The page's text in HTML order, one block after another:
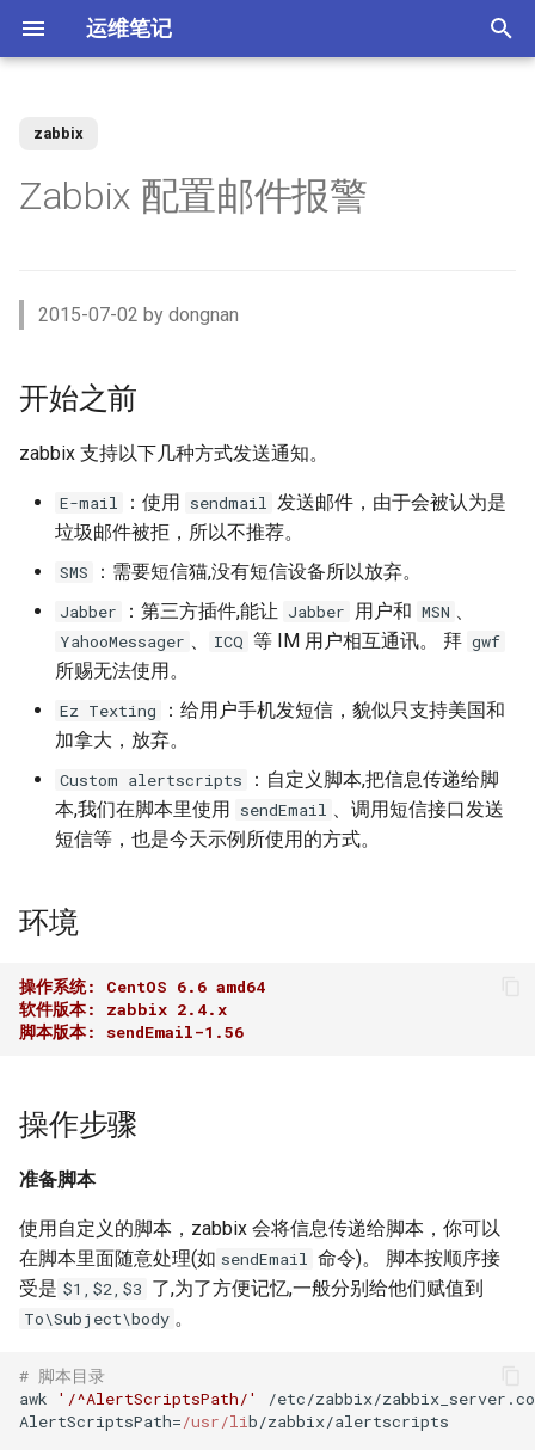
运维笔记
始
常用软件安装与配
使用 nrm 管理 npm 源
Ubuntu Server 安装 NVIDIA 驱
使用 Dify 开发AI应用
创建 AnythingLLM 个人知识
使用 DeepSeek-R1 模型写代
码
本地部署 DeepSeek-R1 模型
使用 Docker 部署 ActiveMQ
PostgreSQL
理？
如何减少 golang 项目 docker
docker-compose 错误提示 无
法支持的版本
如何找到 Docker 中使用磁盘
最多的容器？
如何更改 Docker 网桥默认的
网段地址？
如何删除 无效的(none)
Docker镜像？
Django 应用？
如何自定义 Django 镜像？
如何添加 php-imap扩展模
如何设置 Tomcat容器JVM内
如何创建 Nodejs 容器？
Docker image 命令
Docker 镜像体积问题
配置 rsyslog 为 iptables 日志
Tar命令 如何将软连接对应的
文件打包？
Ansible 定义变量与条件判断
如何设置 ftp 被动模式的
Ansible 使用循环完成重复性
任务
Ansible synchronize 模块
Ansible template 模块
Ansible 文件&拷贝模块
Ansible 批量更新 Ubuntu 内核
如何使用 NPM 安装 VUE 框
架?
jar 命令
sed 命令
测试 php7
件
Kubernetes 无法删除命名空
间
Kubernetes 自定义 ingress规
调度
Ingress 配置 SSL证书
Kubernetes 集群-更新证书
Kubernetes 集群-维护节点
Kubernetes 集群-添加节点
Kubernetes 集群-删除节点
Kubernetes 实战-暴露应用
Kubernetes 实战-资源限制
Kubernetes 实战-网络策略
Kubernetes 实战-数据卷
Kubernetes 实战-PV与PVC
Kubernetes 之搭建NFS服务
Kubernetes 好伙伴 Rancher
Vue 生产环境跨域 Nginx 配置
Ubuntu 22.04 配置Vue开发环
GoLang
使用pyenv 管理Python环境
Flask框架中使用Redis(三)
Flask框架中使用Redis(二)
Flask框架中使用Redis(一)
使用 Python 计算中位数
Mkdocs 谷歌字体加载失败
序？
如何使用 Python 完成 HTML
如何将 Django数据库 从
象的属性？
如何在 Markdown 中使用
HTML 代码?
如何在 Django 中对上传的图
片重命名？
XenServer 7 配置MPIO多路
XenServer 虚拟机设置单人模
式
vhdx 转换成 vhd
XenServer 配置NTP服务
XenServer 配置DNS服务
XenServer删除只有一台主机
XenServer 虚拟机安装 guest-
tools
Windows Server 2012R2 配置
Hyper-V
XenServer PV模式导致程序
XenServer 虚拟机无法识别全
XenServer 虚拟机无法安装系
统
宽
XenServer 设置虚拟机开机启
动
XenServer 图形方式安装Linux
Windows Hyper-V 虚拟机未
知设备VMBUS
upstream
Nginx 缓存服务器(下)
Nginx 缓存服务器(上)
Nginx client intended to send
Nginx 反向代理 Tomcat 错误
示例
Nginx 配置 WebSocket
使用
HTTP_X_FORWARDED_FOR
获取客户端IP地址
阿里云SLB HTTP to HTTPS
Nginx 自定义日志
Nginx echo 模块
Nginx if与set指令
响
Nginx 拒绝IP访问
Nginx HA(Keepalived)
误
体验 TDengine 时序数据库
如何将 Redis 迁移到阿里云数
发 ERROR 3105 (HY000) 错误
如何使用 Sysbench 对 Mysql
进行压力测试？
Mysql initialization 重新初始
化系统库
Mysql 存储过程
Postgresql 授权只读用户
Postgresql 客户端 psql
Mysql容器设置sql_mode模
常用 mongo 命令
MySQL Found invalid event in
Mysql min与max函数
盘空间？
Linux系统通过PID查看进程信
息
Ubuntu 刻录软件 k3b
Ubuntu系统sublime使用中文
Chrome 浏览器安装
SwitchyOmega插件
Ubuntu 安装 flash浏览器插件
Ubuntu 16.04 终端使用多标签
Ubuntu 安装 virtualbox 5.1
Ubuntu 音频编辑软件 audacity
Ubuntu 安装 xmind
Ubuntu 密码管理软件
keepassx
Ubuntu Grub2没有Windows引
Ubuntu 下载工具 uget
Ubuntu 提示boot分区空间不
Ubuntu 移除cnnic证书
使用场景
OpenVPN CRL has expired
如何处理 Cisco 交换机 err-
如何设置 Cisco 交换机时间?
ping Time to live exceeded
TCP time wait bucket table
overflow
使用RIP协议实现桌面到容器
网络通信
NAT网关支持pptp穿透
例
Cisco 3560X 升级 License
Cisco Command rejected not
使用 wireshark 对比 https 与
式
iperf 测试网络带宽
Packets Per Second (PPS)
存
Jenkins 传统构建 与 Pipeline
Docker (DinD) 模式
如何解决 Jenkins 磁盘不足问
题？
Jenkins 配置 Nodejs 持续集
Jenkins 配置 Gogs webhook
插件
使用 jenkins 与 docker 完成
java 项目持续集成
Maven 入门
部署 Maven
Harbor 仓库自动复制镜像
管理和运维
自定义媒介
Triggers 与 Actions
举个栗子
操作步骤
Actions 重复报警
问题描述
解决方法
步骤
验证
zabbix 3.2 报警配置
验证
Zabbix 3.2 on Docker
脚本文件
脚本目录
Gogs？
如何者修正 git commit 提交？
箱？
Git 强制 push 远程分支
Git clone 指定的分支
Git reset 版本回退
Git 钩子
php_codesniffer
Git 版本升级
Git 配置代理
使用git完成程序上线流程
MooseFS 2.x Chunk维护模式
MooseFS 2.x 简单性能测试
MooseFS 2.x 破坏性测试
MooseFS 2.x 在线扩容
MooseFS 2.x 垃圾回收时间
MooseFS 2.x 常用命令
MooseFS 2.x 关闭及启动顺序
MooseFS 2.x 错误信息
MooseFS 2.x 分布式文件系统
部署手册
MegaSAS RAID卡管理程序
固态磁盘检测工具
CentOS Ignoring disk sda
Sysbench IO基准测试
Linux 系统下的磁盘工具
hdparm
AS SSD Benchmark
Linux 配置iSCSI服务器
存储空间
Windows Server 2012R2 网卡
池
Windows Server 2012R2
iSCSI
Windows Server 2012R2
Windows print 相关命令
Windows Server 2012R2 显示
网络图标
Windows 查看文件的隐藏属
Windows arp 命令
Windows Thin PC
Windows slmgr.vbs 命令
使用 Recuva 恢复误删除文件
Windows 配置 SNMP
Windows NAT路由和远程访问
Memcached UDP反射攻击漏
为什么要设置域名 CAA记录？
息？
Tomcat安全漏洞CVE-2017-
Jenkins升级CVE-2017-
1000353
阿里云盾发现WebShell处理
MySQL安全漏洞 CCVE-2016-
6662
没有VPC的阿里金融云安全
吗？
transport-security 保护
动态CDN保护网站与网站加速
Chrome 浏览器 Cookies 插件
限
Docker 远程执行命令漏洞
XSS跨站攻击示例
ImageMagick 注入漏洞 CVE-
2016-3714
Markdown 基本语法
zabbix
Zabbix 配置邮件报警
2015-07-02 by dongnan
开始之前
zabbix 支持以下几种方式发送通知。
E-mail ：使用 sendmail 发送邮件，由于会被认为是
垃圾邮件被拒，所以不推荐。
SMS ：需要短信猫,没有短信设备所以放弃。
Jabber ：第三方插件,能让 Jabber 用户和 MSN 、
YahooMessager 、 ICQ 等 IM 用户相互通讯。 拜 gwf
所赐无法使用。
Ez Texting
：给用户手机发短信，貌似只支持美国和
加拿大，放弃。
Custom alertscripts
：自定义脚本,把信息传递给脚
本,我们在脚本里使用
sendEmail 、调用短信接口发送
短信等，也是今天示例所使用的方式。
环境
操作系统: CentOS 6.6 amd64
软件版本: zabbix 2.4.x
脚本版本: sendEmail-1.56
操作步骤
准备脚本
使用自定义的脚本，zabbix 会将信息传递给脚本，你可以
在脚本里面随意处理(如 sendEmail 命令)。 脚本按顺序接
受是 $1,$2,$3 了,为了方便记忆,一般分别给他们赋值到
To\Subject\body 。
# 脚本目录
awk
'/^AlertScriptsPath/'
/etc/zabbix/
AlertScriptsPath=/usr/lib/zabbix/alertscripts